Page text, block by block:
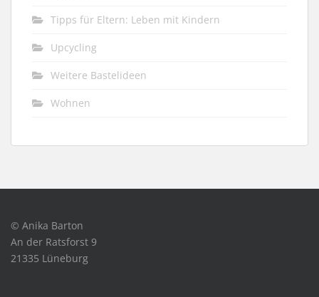
Tipps für Eltern: Leben mit Kindern
Upcycling
Weitere Bastelideen
Wohnen
© Anika Barton
An der Ratsforst 9
21335 Lüneburg